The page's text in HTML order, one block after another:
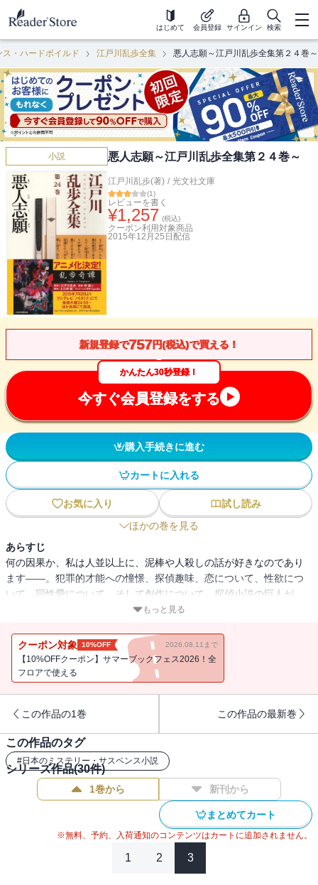
はじめて 会員登録 サインイン 検索
・ハードボイルド 江戸川乱歩全集 悪人志願～江戸川乱歩全集第２４巻～
小説 悪人志願～江戸川乱歩全集第２４巻～
江戸川乱歩(著) / 光文社文庫
(1)
レビューを書く
¥1,257 (税込)
クーポン利用対象商品
2015年12月25日 配信
新規登録で757円(税込)で買える！
かんたん30秒登録！
今すぐ会員登録をする
購入手続きに進む
カートに入れる
お気に入り
試し読み
ほかの巻を見る
あらすじ
何の因果か、私は人並以上に、泥棒や人殺しの話が好きなのであり
ます――。犯罪的才能への憧憬、探偵趣味、恋について、性欲につ
いて、同性愛について、そして創作について、探偵小説の巨人が、
自己とその身辺を率直に語った好エッセイ集。【この電子版は、註
もっと見る
クーポン対象 10%OFF 2026.08.11まで
【10%OFFクーポン】サマーブックフェス2026！全
フロアで使える
この作品の1巻 この作品の最新巻
この作品のタグ
#日本のミステリー・サスペンス小説
シリーズ作品(30件)
1巻から 新刊から
まとめてカート
※無料、予約、入荷通知のコンテンツはカートに追加されません。
1 2 3